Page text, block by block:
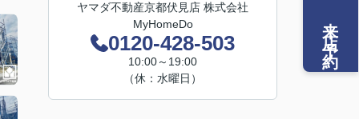
ヤマダ不動産京都伏見店 株式会社
MyHomeDo
0120-428-503
10:00～19:00
（休：水曜日）
来店予約